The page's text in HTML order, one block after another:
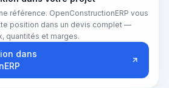
référence. OpenConstructionERP vous
position dans un devis complet —
quantités et marges.
dans